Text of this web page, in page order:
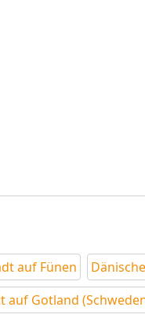
auf Fünen
auf Gotland